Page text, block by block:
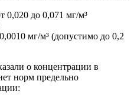
0,020 до 0,071 мг/м³
мг/м³ (допустимо до 0,2
о концентрации в
норм предельно